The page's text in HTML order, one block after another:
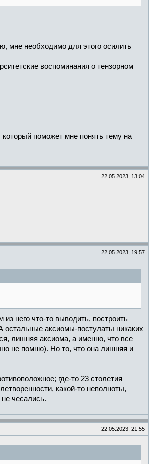
мне необходимо для этого осилить
воспоминания о тензорном
поможет мне понять тему на
22.05.2023, 13:04
22.05.2023, 19:57
него что-то выводить, построить
остальные аксиомы-постулаты никаких
лишняя аксиома, а именно, что все
не помню). Но то, что она лишняя и
где-то 23 столетия
какой-то неполноты,
не чесались.
22.05.2023, 21:55